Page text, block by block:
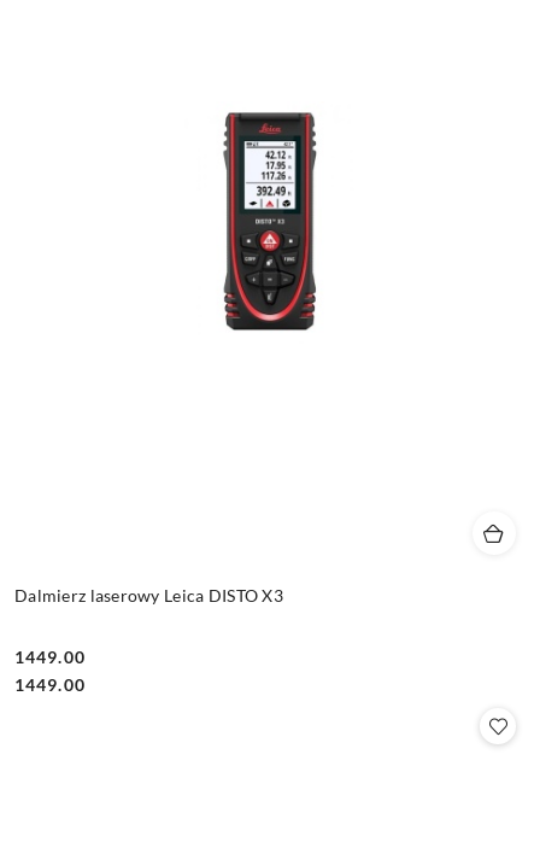
Dalmierz laserowy Leica DISTO X3
Cena:
1449.00
Cena:
1449.00